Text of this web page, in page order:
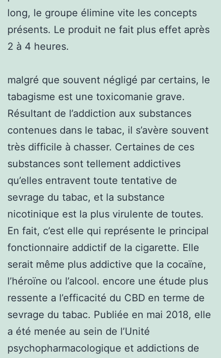
long, le groupe élimine vite les concepts
présents. Le produit ne fait plus effet après
2 à 4 heures.
malgré que souvent négligé par certains, le
tabagisme est une toxicomanie grave.
Résultant de l’addiction aux substances
contenues dans le tabac, il s’avère souvent
très difficile à chasser. Certaines de ces
substances sont tellement addictives
qu’elles entravent toute tentative de
sevrage du tabac, et la substance
nicotinique est la plus virulente de toutes.
En fait, c’est elle qui représente le principal
fonctionnaire addictif de la cigarette. Elle
serait même plus addictive que la cocaïne,
l’héroïne ou l’alcool. encore une étude plus
ressente a l’efficacité du CBD en terme de
sevrage du tabac. Publiée en mai 2018, elle
a été menée au sein de l’Unité
psychopharmacologique et addictions de